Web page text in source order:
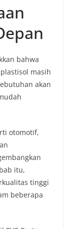
bahwa
masih
akan
otomotif,
itu,
tinggi
beberapa